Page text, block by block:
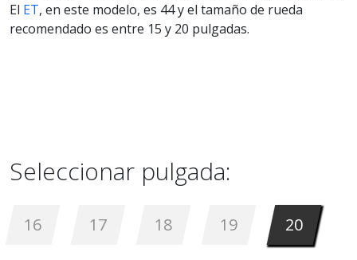
El ET, en este modelo, es 44 y el tamaño de rueda
recomendado es entre 15 y 20 pulgadas.
Seleccionar pulgada:
16 17 18 19 20